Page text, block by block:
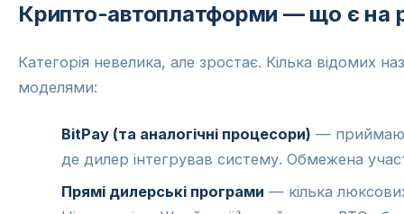
Крипто-автоплатформи — що є на
Категорія невелика, але зростає. Кілька відомих
моделями:
BitPay (та аналогічні процесори) —
де дилер інтегрував систему. Обмежена
Прямі дилерські програми — кілька